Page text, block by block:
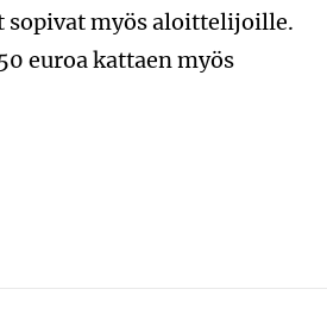
myös aloittelijoille.
euroa kattaen myös